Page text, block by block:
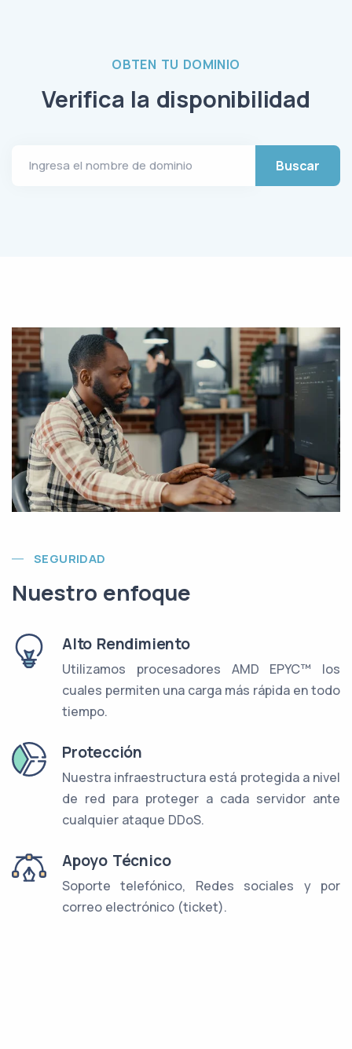
OBTEN TU DOMINIO
Verifica la disponibilidad
Ingresa el nombre de dominio Buscar
SEGURIDAD
Nuestro enfoque
Alto Rendimiento
Utilizamos procesadores AMD EPYC™ los
cuales permiten una carga más rápida en todo
tiempo.
Protección
Nuestra infraestructura está protegida a nivel
de red para proteger a cada servidor ante
cualquier ataque DDoS.
Apoyo Técnico
Soporte telefónico, Redes sociales y por
correo electrónico (ticket).